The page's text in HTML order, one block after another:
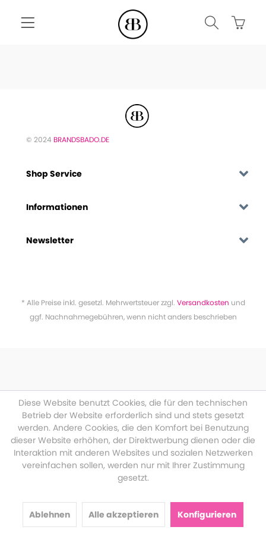
© 2024 BRANDSBADO.DE
Shop Service
Informationen
Newsletter
* Alle Preise inkl. gesetzl. Mehrwertsteuer zzgl. Versandkosten und
ggf. Nachnahmegebühren, wenn nicht anders beschrieben
Diese Website benutzt Cookies, die für den technischen
Betrieb der Website erforderlich sind und stets gesetzt
werden. Andere Cookies, die den Komfort bei Benutzung
dieser Website erhöhen, der Direktwerbung dienen oder die
Interaktion mit anderen Websites und sozialen Netzwerken
vereinfachen sollen, werden nur mit Ihrer Zustimmung
gesetzt.
Ablehnen Alle akzeptieren Konfigurieren